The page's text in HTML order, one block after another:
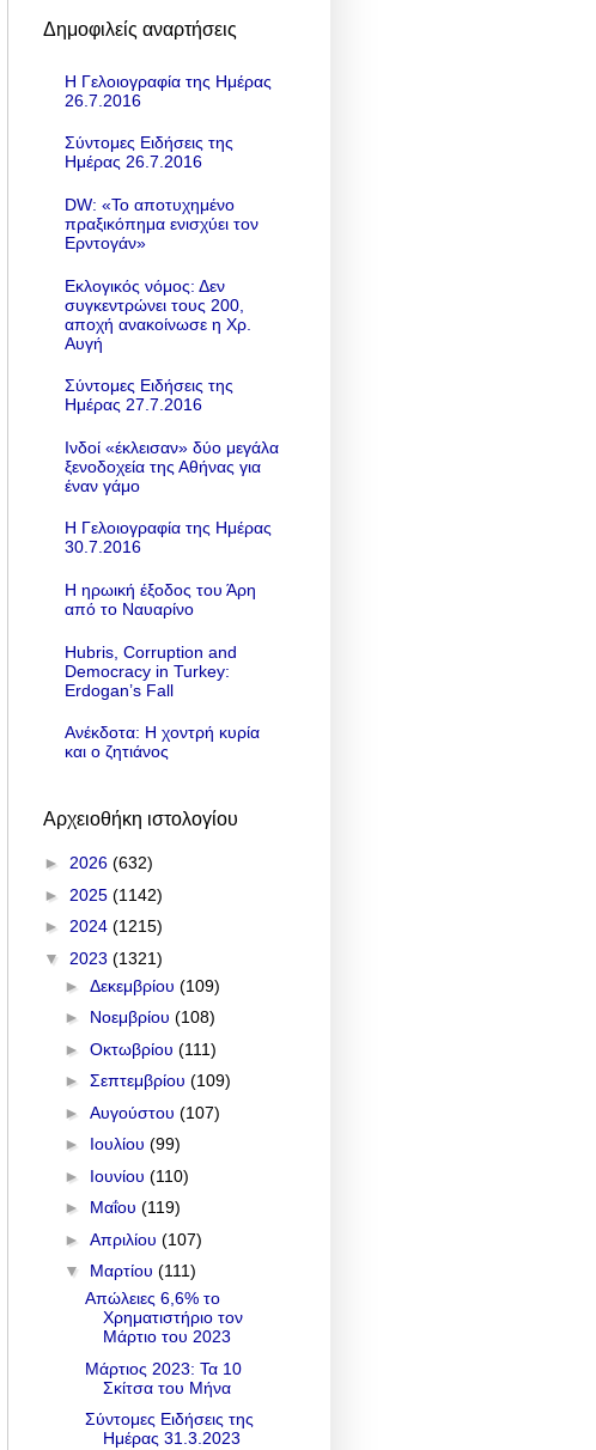
Δημοφιλείς αναρτήσεις
Η Γελοιογραφία της Ημέρας
26.7.2016
Σύντομες Ειδήσεις της
Ημέρας 26.7.2016
DW: «To αποτυχημένο
πραξικόπημα ενισχύει τον
Ερντογάν»
Εκλογικός νόμος: Δεν
συγκεντρώνει τους 200,
αποχή ανακοίνωσε η Χρ.
Αυγή
Σύντομες Ειδήσεις της
Ημέρας 27.7.2016
Ινδοί «έκλεισαν» δύο μεγάλα
ξενοδοχεία της Αθήνας για
έναν γάμο
Η Γελοιογραφία της Ημέρας
30.7.2016
Η ηρωική έξοδος του Άρη
από το Ναυαρίνο
Hubris, Corruption and
Democracy in Turkey:
Erdogan’s Fall
Ανέκδοτα: Η χοντρή κυρία
και ο ζητιάνος
Αρχειοθήκη ιστολογίου
► 2026 (632)
► 2025 (1142)
► 2024 (1215)
▼ 2023 (1321)
► Δεκεμβρίου (109)
► Νοεμβρίου (108)
► Οκτωβρίου (111)
► Σεπτεμβρίου (109)
► Αυγούστου (107)
► Ιουλίου (99)
► Ιουνίου (110)
► Μαΐου (119)
► Απριλίου (107)
▼ Μαρτίου (111)
Απώλειες 6,6% το
Χρηματιστήριο τον
Μάρτιο του 2023
Μάρτιος 2023: Τα 10
Σκίτσα του Μήνα
Σύντομες Ειδήσεις της
Ημέρας 31.3.2023